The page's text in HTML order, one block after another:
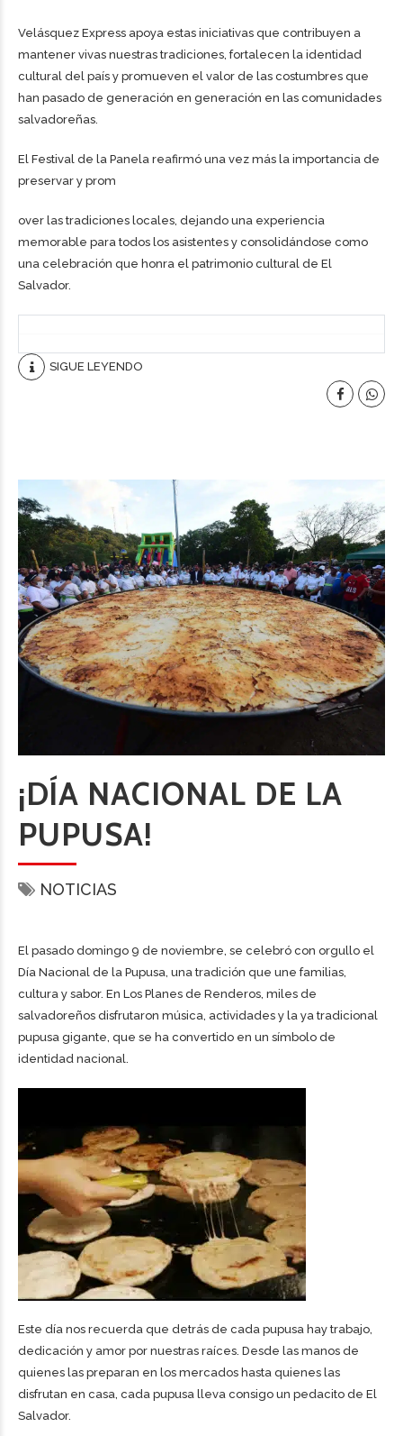
Velásquez Express apoya estas iniciativas que contribuyen a
mantener vivas nuestras tradiciones, fortalecen la identidad
cultural del país y promueven el valor de las costumbres que
han pasado de generación en generación en las comunidades
salvadoreñas.
El Festival de la Panela reafirmó una vez más la importancia de
preservar y prom
over las tradiciones locales, dejando una experiencia
memorable para todos los asistentes y consolidándose como
una celebración que honra el patrimonio cultural de El
Salvador.
SIGUE LEYENDO
¡DÍA NACIONAL DE LA
PUPUSA!
NOTICIAS
El pasado domingo 9 de noviembre, se celebró con orgullo el
Día Nacional de la Pupusa, una tradición que une familias,
cultura y sabor. En Los Planes de Renderos, miles de
salvadoreños disfrutaron música, actividades y la ya tradicional
pupusa gigante, que se ha convertido en un símbolo de
identidad nacional.
Este día nos recuerda que detrás de cada pupusa hay trabajo,
dedicación y amor por nuestras raíces. Desde las manos de
quienes las preparan en los mercados hasta quienes las
disfrutan en casa, cada pupusa lleva consigo un pedacito de El
Salvador.